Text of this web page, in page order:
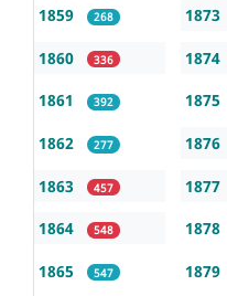
1859 268
1860 336
1861 392
1862 277
1863 457
1864 548
1865 547
1873
1874
1875
1876
1877
1878
1879